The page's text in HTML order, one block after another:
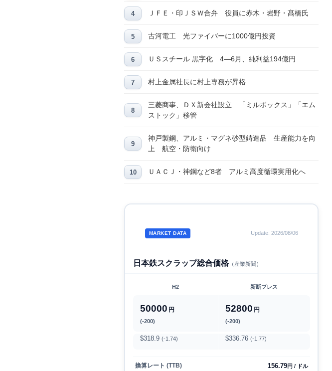
ＪＦＥ・印ＪＳＷ合弁 役員に赤木・岩野・髙橋氏
古河電工 光ファイバーに1000億円投資
ＵＳスチール 黒字化 4―6月、純利益194億円
村上金属社長に村上専務が昇格
三菱商事、ＤＸ新会社設立 「ミルボックス」「エム
ストック」移管
神戸製鋼、アルミ・マグネ砂型鋳造品 生産能力を向
上 航空・防衛向け
ＵＡＣＪ・神鋼など8者 アルミ高度循環実用化へ
MARKET DATA Update: 2026/08/06
日本鉄スクラップ総合価格（産業新聞）
H2 新断プレス
50000 円
(-200)
52800 円
(-200)
$318.9 (-1.74) $336.76 (-1.77)
換算レート (TTB) 156.79円 / ドル